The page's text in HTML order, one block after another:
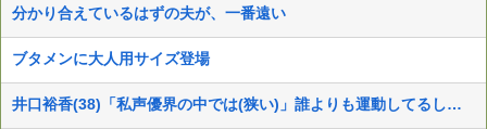
分かり合えているはずの夫が、一番遠い
ブタメンに大人用サイズ登場
井口裕香(38)「私声優界の中では(狭い)」誰よりも運動してるしお尻仕上がってると自負してます。負けないっ！」